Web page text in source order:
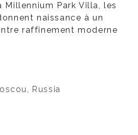
Millennium Park Villa, les
naissance à un
raffinement moderne
Russia